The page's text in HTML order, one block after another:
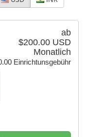
ab
$200.00 USD
Monatlich
Einrichtunsgebühr